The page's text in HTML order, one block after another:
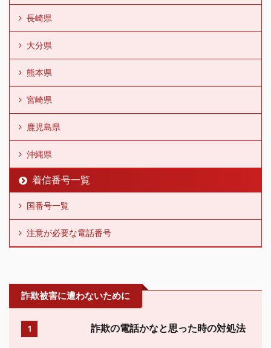
長崎県
大分県
熊本県
宮崎県
鹿児島県
沖縄県
着信番号一覧
国番号一覧
注意が必要な電話番号
詐欺被害に遭わないために
1 詐欺の電話かなと思った時の対処法